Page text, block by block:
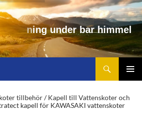
under bar himme
under bar himmel
tillbehör/Kapell till Vattenskoter och
kapell för KAWASAKI vattenskoter